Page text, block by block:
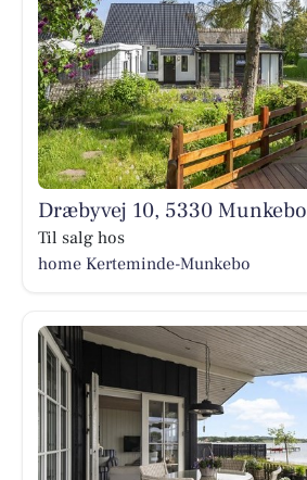
Dræbyvej 10, 5330 Munkebo
Til salg hos
home Kerteminde-Munkebo